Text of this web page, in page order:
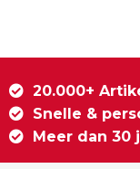
20.000+
Snelle &
Meer dan 30